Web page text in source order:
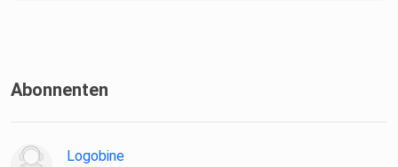
Abonnenten
Logobine